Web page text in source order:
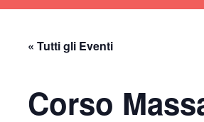
« Tutti gli Eventi
Corso